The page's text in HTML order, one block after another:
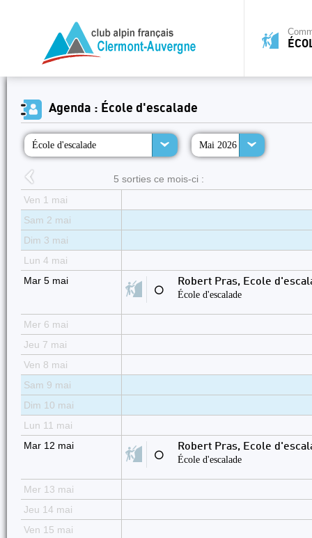
Agenda : École d'escalade
École d'escalade Mai 2026
5 sorties ce mois-ci :
Ven 1 mai
Sam 2 mai
Dim 3 mai
Lun 4 mai
Mar 5 mai
⚪
Robert Pras, Ecole
École d'escalade
Mer 6 mai
Jeu 7 mai
Ven 8 mai
Sam 9 mai
Dim 10 mai
Lun 11 mai
Mar 12 mai
⚪
Robert Pras, Ecole
École d'escalade
Mer 13 mai
Jeu 14 mai
Ven 15 mai